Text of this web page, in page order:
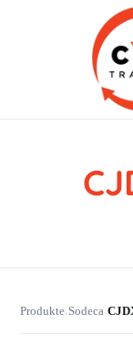
CYP Trading
Professionelle Ersatzteilbeschaffung
Produkte›Sodeca›